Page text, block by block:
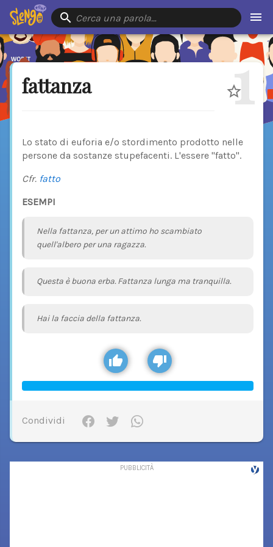
Cerca una parola…
fattanza 1
Lo stato di euforia e/o stordimento prodotto nelle
persone da sostanze stupefacenti. L'essere "fatto".
Cfr. fatto
ESEMPI
Nella fattanza, per un attimo ho scambiato
quell'albero per una ragazza.
Questa è buona erba. Fattanza lunga ma tranquilla.
Hai la faccia della fattanza.
Condividi